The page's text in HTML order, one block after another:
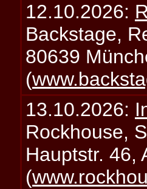
12.10.2026:
Backstage,
80639
(
13.10.2026:
Rockhouse,
Hauptstr. 46,
(